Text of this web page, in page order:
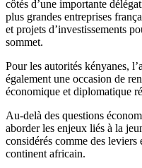
côtés d’une importante
plus grandes entreprises
et projets d’investissements
sommet.
Pour les autorités kényanes,
également une occasion de
économique et diplomatique
Au-delà des questions
aborder les enjeux liés à la
considérés comme des
continent africain.